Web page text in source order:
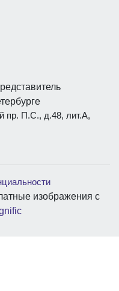
пр. П.С., д.48, лит.А,
изображения с